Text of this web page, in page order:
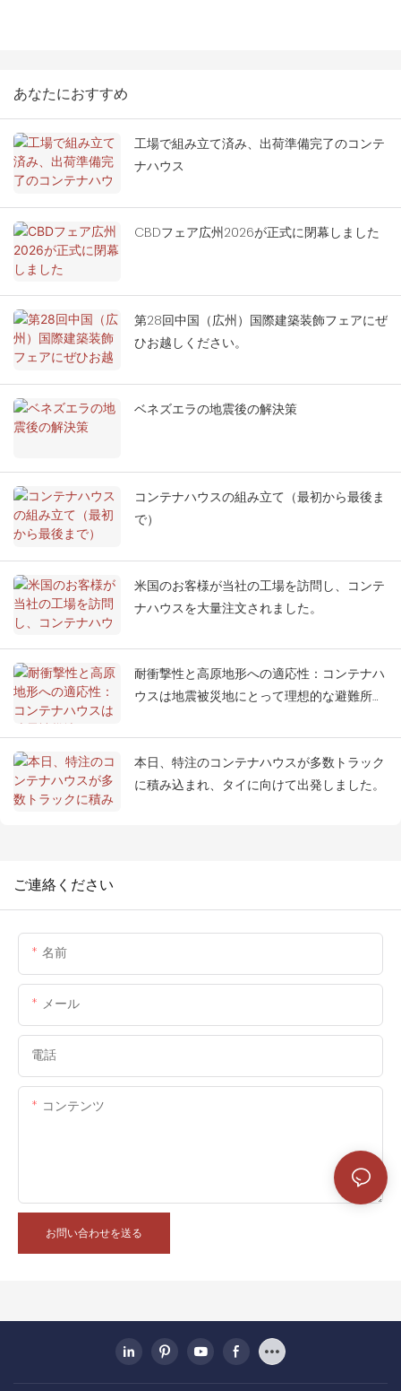
あなたにおすすめ
工場で組み立て済み、出荷準備完了のコンテ
ナハウス
CBDフェア広州2026が正式に閉幕しました
第28回中国（広州）国際建築装飾フェアにぜ
ひお越しください。
ベネズエラの地震後の解決策
コンテナハウスの組み立て（最初から最後ま
で）
米国のお客様が当社の工場を訪問し、コンテ
ナハウスを大量注文されました。
耐衝撃性と高原地形への適応性：コンテナハ
ウスは地震被災地にとって理想的な避難所と
本日、特注のコンテナハウスが多数トラック
に積み込まれ、タイに向けて出発しました。
ご連絡ください
名前
メール
電話
コンテンツ
お問い合わせを送る